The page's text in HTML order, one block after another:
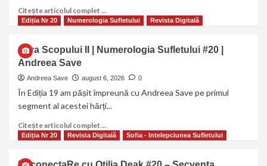
Citește articolul complet ...
Ediția Nr 20 Numerologia Sufletului Revista Digitală
Cifra Scopului II | Numerologia Sufletului #20 |
Andreea Save
Andreea Save august 6, 2026 0
În Ediția 19 am pășit împreună cu Andreea Save pe primul
segment al acestei hărți...
Citește articolul complet ...
Ediția Nr 20 Revista Digitală Sofia - Intelepciunea Sufletului